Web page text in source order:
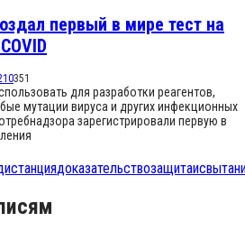
первый в мире тест на
0351
для разработки реагентов,
мутации вируса и других инфекционных
зарегистрировали первую в
доказательствозащита